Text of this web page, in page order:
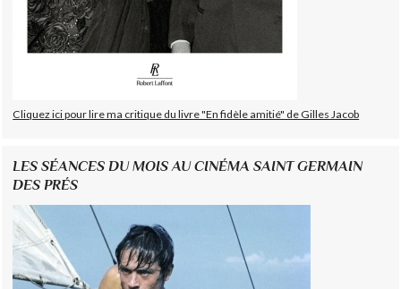
Cliquez ici pour lire ma critique du livre "En fidèle amitié" de Gilles Jacob
LES SÉANCES DU MOIS AU CINÉMA SAINT GERMAIN
DES PRÉS